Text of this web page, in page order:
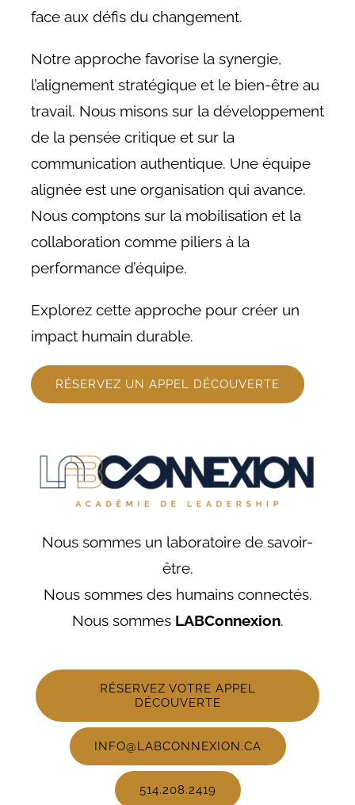
face aux défis du changement.
Notre approche favorise la synergie,
l’alignement stratégique et le bien-être au
travail. Nous misons sur la développement
de la pensée critique et sur la
communication authentique. Une équipe
alignée est une organisation qui avance.
Nous comptons sur la mobilisation et la
collaboration comme piliers à la
performance d’équipe.
Explorez cette approche pour créer un
impact humain durable.
RÉSERVEZ UN APPEL DÉCOUVERTE
Nous sommes un laboratoire de savoir-
être.
Nous sommes des humains connectés.
Nous sommes LABConnexion.
RÉSERVEZ VOTRE APPEL
DÉCOUVERTE
INFO@LABCONNEXION.CA
514.208.2419